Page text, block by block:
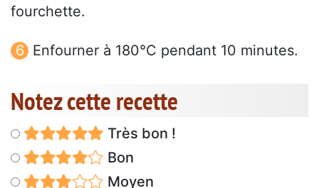
fourchette.
Enfourner à 180°C pendant 10 minutes.
Notez cette recette
Très bon !
Bon
Moyen